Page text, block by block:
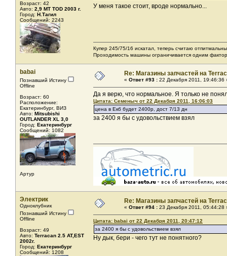
Возраст: 42
Авто: 2,9 MT TOD 2003 г.
Город: Н.Тагил
Сообщений: 2243
У меня такое стоит, вроде нормально...
Купер 245/75/16 искатал, теперь считаю
Проходимость машины ограничивается одним
babai
Познавший Истину
Offline
Возраст: 60
Расположение:
Екатеринбург, ВИЗ
Авто: Mitsubishi
OUTLANDER XL 3,0
Город: Екатеринбург
Сообщений: 1082
Артур
Re: Магазины запчастей на
« Ответ #93 : 22 Декабря 2011, 19:46:36
Да я верю, что нормальное. Я только не
Цитата: Семеныч от 22 Декабря 2011, 16:06:03
цена в Екб будет 2400р, дост 7/13 дн
за 2400 я бы с удовольствием взял
Электрик
Одноклубник
Познавший Истину
Offline
Возраст: 49
Авто: Terracan 2.5 AT,EST
2002г.
Город: Екатеринбург
Сообщений: 1208
Re: Магазины запчастей на
« Ответ #94 : 23 Декабря 2011, 05:44:28
Цитата: babai от 22 Декабря 2011, 20:47:12
за 2400 я бы с удовольствием взял
Ну дык, бери - чего тут не понятного?